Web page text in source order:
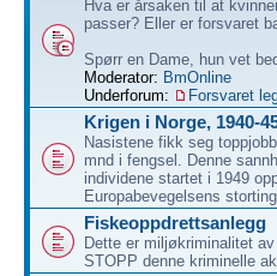
Hva er årsaken til at
passer? Eller er forsvaret
Spørr en Dame, hun vet
Moderator: BmOnline
Underforum:
Forsvaret
Krigen i Norge, 1940-
Nasistene fikk seg
mnd i fengsel. Denne
individene startet i 1949
Europabevegelsens
Fiskeoppdrettsanlegg
Dette er miljøkriminalitet
STOPP denne kriminelle